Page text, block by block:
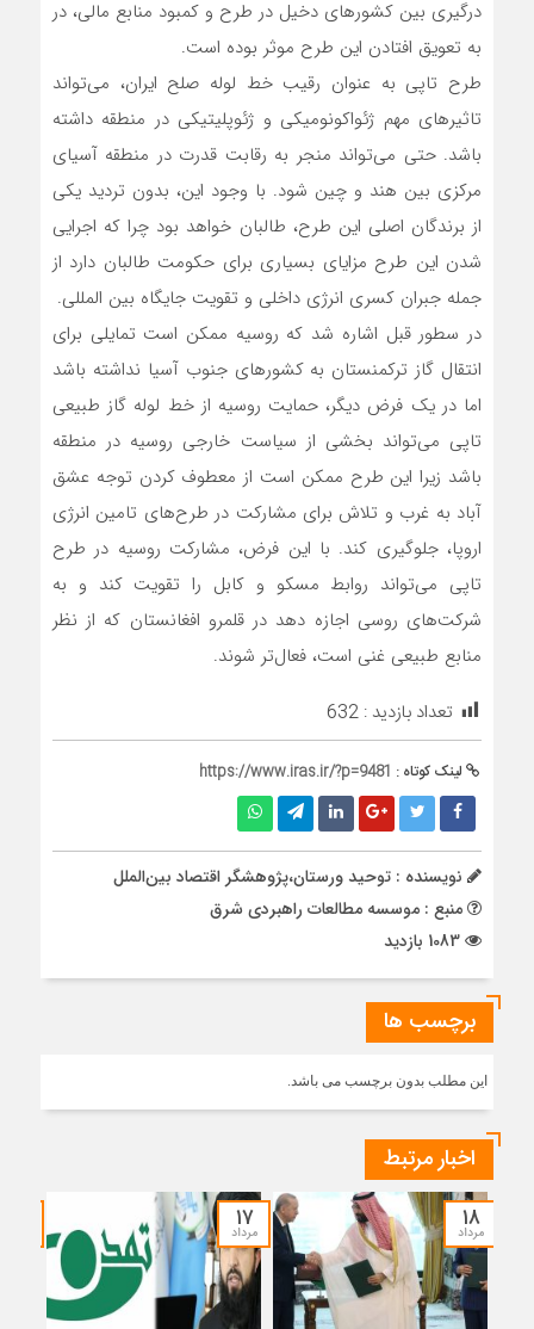
درگیری بین کشورهای دخیل در طرح و کمبود منابع مالی، در
به تعویق افتادن این طرح موثر بوده است.
طرح تاپی به عنوان رقیب خط لوله صلح ایران، می‌تواند
تاثیرهای مهم ژئواکونومیکی و ژئوپلیتیکی در منطقه داشته
باشد. حتی می‌تواند منجر به رقابت قدرت در منطقه آسیای
مرکزی بین هند و چین شود. با وجود این، بدون تردید یکی
از برندگان اصلی این طرح، طالبان خواهد بود چرا که اجرایی
شدن این طرح مزایای بسیاری برای حکومت طالبان دارد از
جمله جبران کسری انرژی داخلی و تقویت جایگاه بین المللی.
در سطور قبل اشاره شد که روسیه ممکن است تمایلی برای
انتقال گاز ترکمنستان به کشورهای جنوب آسیا نداشته باشد
اما در یک فرض دیگر، حمایت روسیه از خط لوله گاز طبیعی
تاپی می‌تواند بخشی از سیاست خارجی روسیه در منطقه
باشد زیرا این طرح ممکن است از معطوف کردن توجه عشق
آباد به غرب و تلاش برای مشارکت در طرح‌های تامین انرژی
اروپا، جلوگیری کند. با این فرض، مشارکت روسیه در طرح
تاپی می‌تواند روابط مسکو و کابل را تقویت کند و به
شرکت‌های روسی اجازه دهد در قلمرو افغانستان که از نظر
منابع طبیعی غنی است، فعال‌تر شوند.
تعداد بازدید : 632
لینک کوتاه : https://www.iras.ir/?p=9481
نویسنده : توحید ورستان،پژوهشگر اقتصاد بین‌الملل
منبع : موسسه مطالعات راهبردی شرق
برچسب ها
این مطلب بدون برچسب می باشد.
اخبار مرتبط
۱۸
مرداد ۱۷
مرداد